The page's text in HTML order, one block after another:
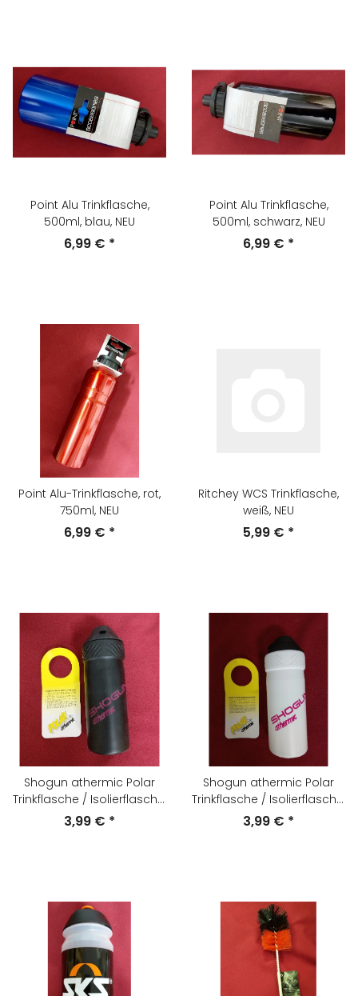
Point Alu Trinkflasche,
500ml, blau, NEU
6,99 € *
Point Alu Trinkflasche,
500ml, schwarz, NEU
6,99 € *
Point Alu-Trinkflasche, rot,
750ml, NEU
6,99 € *
Ritchey WCS Trinkflasche,
weiß, NEU
5,99 € *
Shogun athermic Polar
Trinkflasche / Isolierflasche,
500ml, schwarz, NEU
3,99 € *
Shogun athermic Polar
Trinkflasche / Isolierflasche,
500ml, weiß, NEU
3,99 € *